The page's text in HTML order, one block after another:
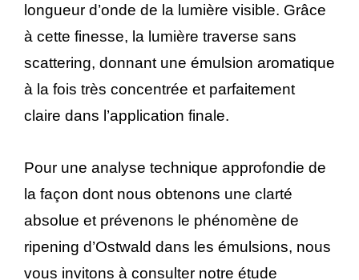
longueur d’onde de la lumière visible. Grâce
à cette finesse, la lumière traverse sans
scattering, donnant une émulsion aromatique
à la fois très concentrée et parfaitement
claire dans l’application finale.
Pour une analyse technique approfondie de
la façon dont nous obtenons une clarté
absolue et prévenons le phénomène de
ripening d’Ostwald dans les émulsions, nous
vous invitons à consulter notre étude